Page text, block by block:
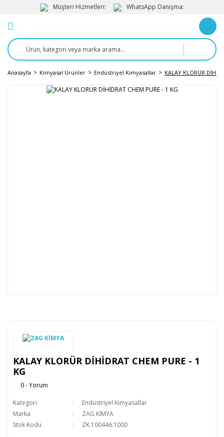
Müşteri Hizmetleri: WhatsApp Danışma:
Anasayfa Kimyasal Ürünler Endüstriyel Kimyasallar KALAY KLORÜR
KALAY KLORÜR DİHİDRAT CHEM PURE - 1
KG
0 - Yorum
Kategori
Endüstriyel Kimyasallar
Marka
ZAG KİMYA
Stok Kodu
ZK.100446.1000